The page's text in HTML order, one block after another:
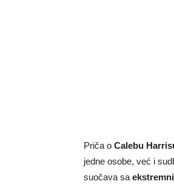
Priča o Calebu
jedne osobe, već i
suočava sa